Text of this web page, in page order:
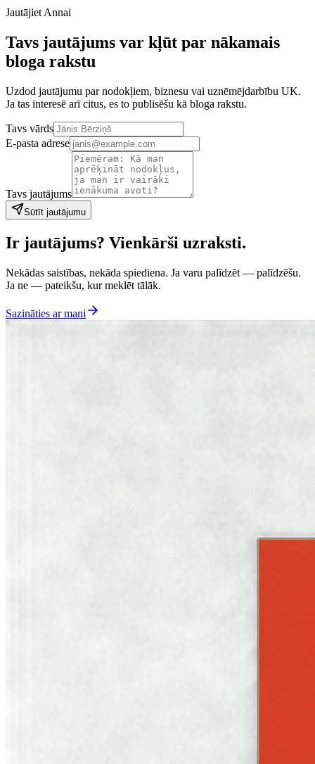
Jautājiet Annai
Tavs jautājums var kļūt par nākamais
bloga rakstu
Uzdod jautājumu par nodokļiem, biznesu vai uznēmējdarbību UK.
Ja tas interesē arī citus, es to publisēšu kā bloga rakstu.
Tavs vārds
E-pasta adrese
Tavs jautājums
Sūtīt jautājumu
Ir jautājums? Vienkārši uzraksti.
Nekādas saistības, nekāda spiediena. Ja varu palīdzēt — palīdzēšu.
Ja ne — pateikšu, kur meklēt tālāk.
Sazināties ar mani